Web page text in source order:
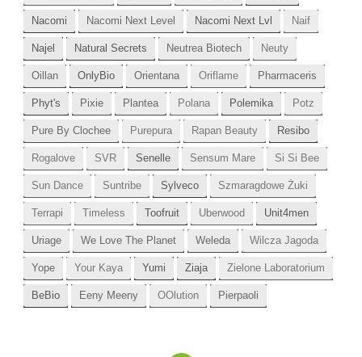
Nacomi Nacomi Next Level Nacomi Next Lvl Naif
Najel Natural Secrets Neutrea Biotech Neuty
Oillan OnlyBio Orientana Oriflame Pharmaceris
Phyt's Pixie Plantea Polana Polemika Potz
Pure By Clochee Purepura Rapan Beauty Resibo
Rogalove SVR Senelle Sensum Mare Si Si Bee
Sun Dance Suntribe Sylveco Szmaragdowe Żuki
Terrapi Timeless Toofruit Uberwood Unit4men
Uriage We Love The Planet Weleda Wilcza Jagoda
Yope Your Kaya Yumi Ziaja Zielone Laboratorium
BeBio Eeny Meeny OOlution Pierpaoli